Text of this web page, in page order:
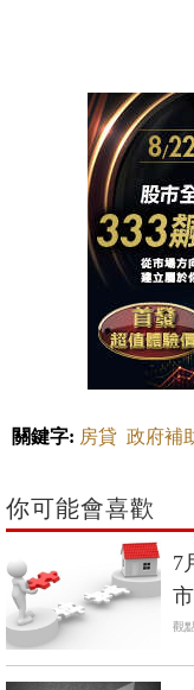
關鍵字: 房貸 政府補
你可能會喜歡
7
觀